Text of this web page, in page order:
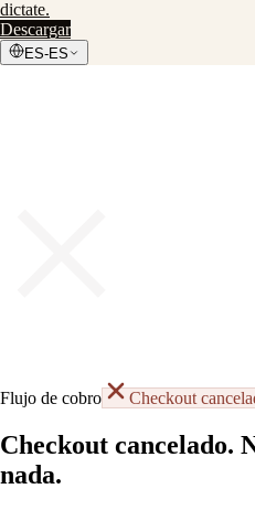
dictate.
Descargar
ES-ES
Flujo de cobro Checkout
Checkout cancelado.
nada.